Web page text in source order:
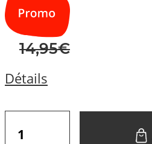
14,95€
Détails